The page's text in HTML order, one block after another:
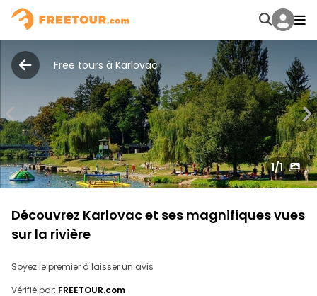
Free tours à Karlovac
1/1
Découvrez Karlovac et ses magnifiques vues
sur la rivière
Soyez le premier à laisser un avis
Vérifié par: FREETOUR.com